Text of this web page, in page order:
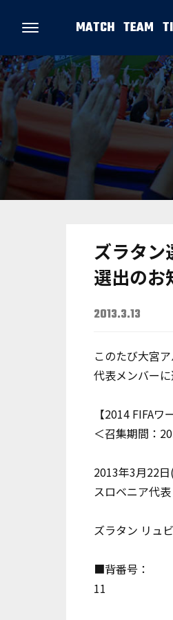
MATCH TEAM
ズラタン
選出のお
2013.3.13
このたび大宮
代表メンバー
【2014 FIFA
＜召集期間：
2013年3月22
スロベニア代
ズラタン リュ
■背番号：
11